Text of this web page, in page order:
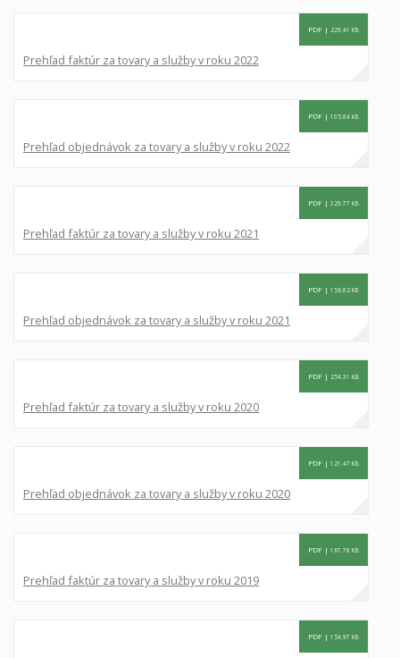
PDF | 229.41 KB
Prehľad faktúr za tovary a služby v roku 2022
PDF | 105.84 KB
Prehľad objednávok za tovary a služby v roku 2022
PDF | 329.77 KB
Prehľad faktúr za tovary a služby v roku 2021
PDF | 156.82 KB
Prehľad objednávok za tovary a služby v roku 2021
PDF | 254.31 KB
Prehľad faktúr za tovary a služby v roku 2020
PDF | 121.47 KB
Prehľad objednávok za tovary a služby v roku 2020
PDF | 167.78 KB
Prehľad faktúr za tovary a služby v roku 2019
PDF | 154.97 KB